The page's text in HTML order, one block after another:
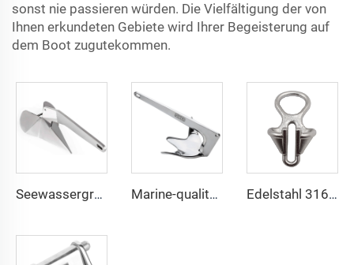
sonst nie passieren würden. Die Vielfältigung der von
Ihnen erkundeten Gebiete wird Ihrer Begeisterung auf
dem Boot zugutekommen.
Seewassergrad 316 Edelstahlboot Delta-Stil Ankermannschaft Marine-qualität 316 Edelstahl Bruce-Stil Klaue Boot Anker Edelstahl 316 Boot-Ankerkette Haltestop